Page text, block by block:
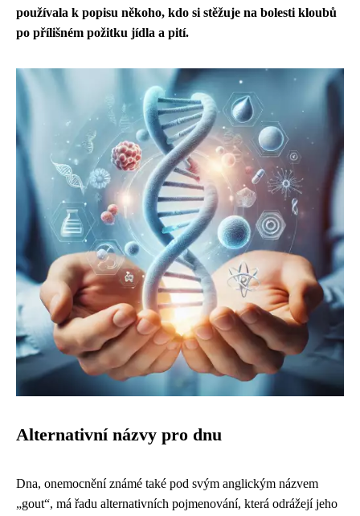
používala k popisu někoho, kdo si stěžuje na bolesti kloubů
po přílišném požitku jídla a pití.
Alternativní názvy pro dnu
Dna, onemocnění známé také pod svým anglickým názvem
„gout“, má řadu alternativních pojmenování, která odrážejí jeho